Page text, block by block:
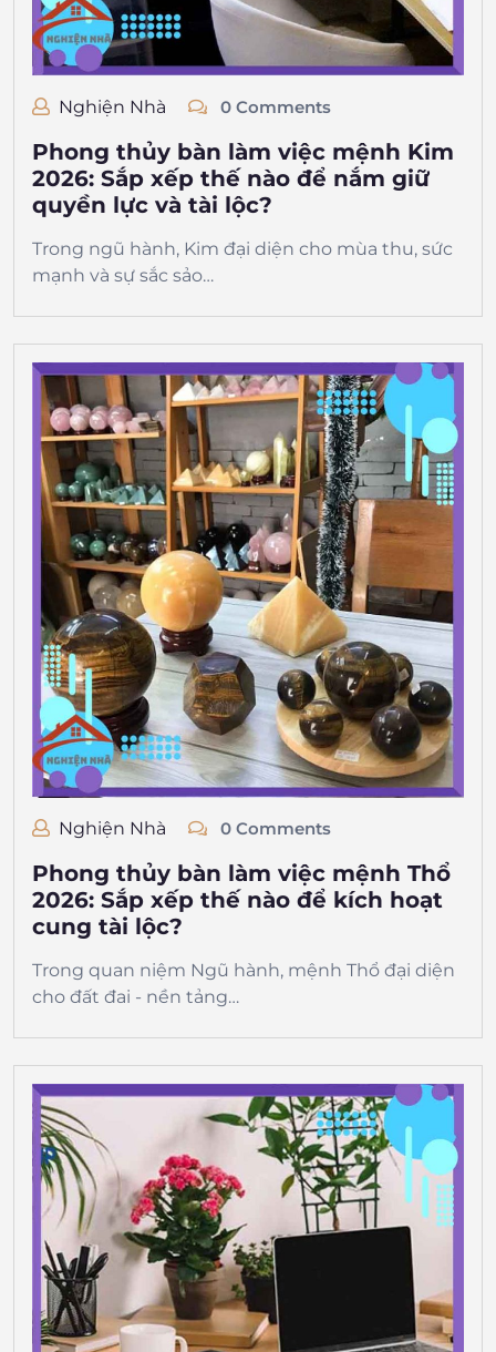
Nghiện Nhà 0 Comments
Phong thủy bàn làm việc mệnh Kim
2026: Sắp xếp thế nào để nắm giữ
quyền lực và tài lộc?
Trong ngũ hành, Kim đại diện cho mùa thu, sức
mạnh và sự sắc sảo…
Nghiện Nhà 0 Comments
Phong thủy bàn làm việc mệnh Thổ
2026: Sắp xếp thế nào để kích hoạt
cung tài lộc?
Trong quan niệm Ngũ hành, mệnh Thổ đại diện
cho đất đai - nền tảng…